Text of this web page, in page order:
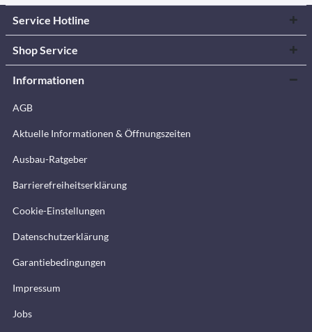
Service Hotline
Shop Service
Informationen
AGB
Aktuelle Informationen & Öffnungszeiten
Ausbau-Ratgeber
Barrierefreiheitserklärung
Cookie-Einstellungen
Datenschutzerklärung
Garantiebedingungen
Impressum
Jobs